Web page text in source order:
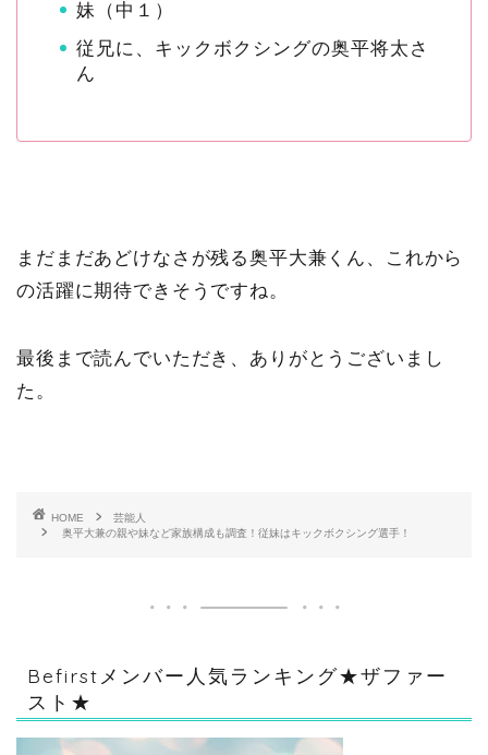
妹（中１）
従兄に、キックボクシングの奥平将太さ
ん
まだまだあどけなさが残る奥平大兼くん、これから
の活躍に期待できそうですね。
最後まで読んでいただき、ありがとうございまし
た。
HOME
芸能人
奥平大兼の親や妹など家族構成も調査！従妹はキックボクシング選手！
Befirstメンバー人気ランキング★ザファー
スト★